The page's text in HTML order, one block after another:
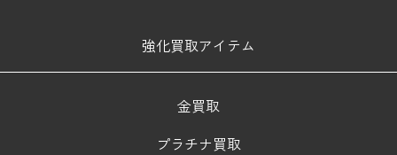
強化買取アイテム
金買取
プラチナ買取